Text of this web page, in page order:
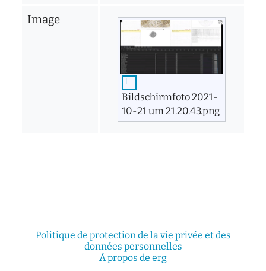
Image
Bildschirmfoto 2021-
10-21 um 21.20.43.png
Politique de protection de la vie privée et des
données personnelles
À propos de erg